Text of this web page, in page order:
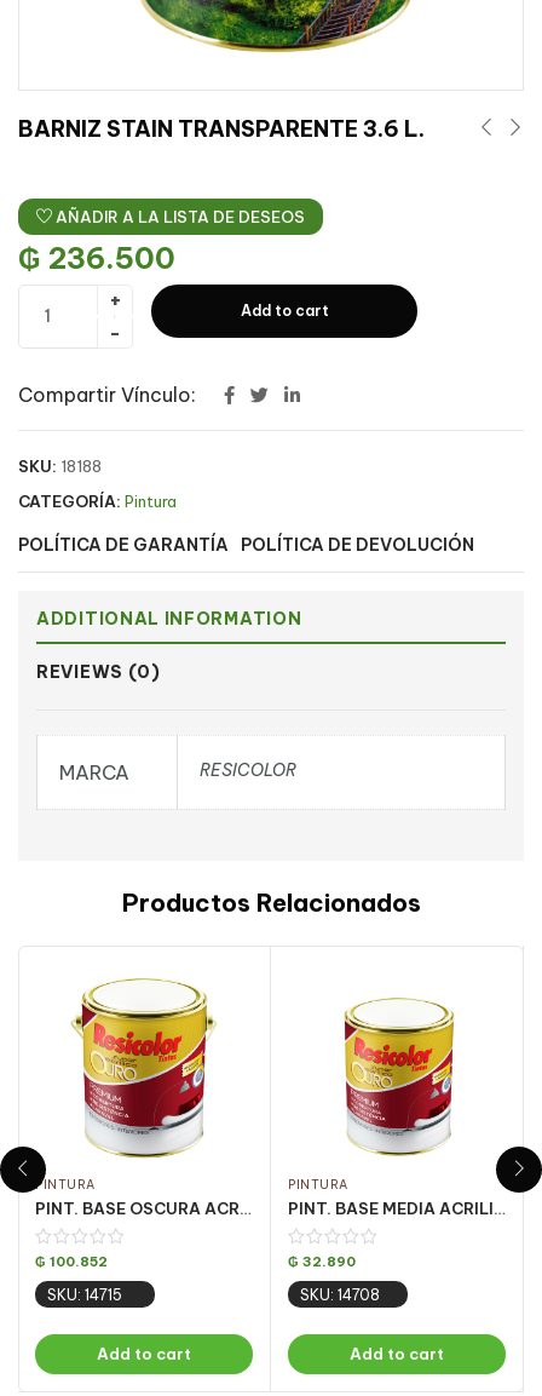
BARNIZ STAIN TRANSPARENTE 3.6 L.
AÑADIR A LA LISTA DE DESEOS
₲ 236.500
Add to cart
Compartir Vínculo:
SKU: 18188
CATEGORÍA: Pintura
POLÍTICA DE GARANTÍA POLÍTICA DE DEVOLUCIÓN
ADDITIONAL INFORMATION
REVIEWS (0)
MARCA RESICOLOR
Productos Relacionados
PINTURA
PINT. BASE OSCURA ACRILICA OURO FOSCO 3.24LT
₲ 100.852
SKU: 14715
Add to cart
PINTURA
PINT. BASE MEDIA ACRILICA OURO FOSCO 810ML
₲ 32.890
SKU: 14708
Add to cart